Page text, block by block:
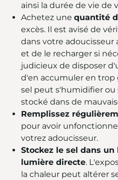
ainsi la durée de vie de
Achetez unequantité
excès. Il est avisé de
dans votre
et de le recharger si
judicieux de disposer
d'en accumuler en trop
sel peut s'humidifier ou
stocké dans de
Remplissez
pour avoir
votrez adoucisseur.
Stockez le sel dans un
lumière directe.
la chaleur peut altérer